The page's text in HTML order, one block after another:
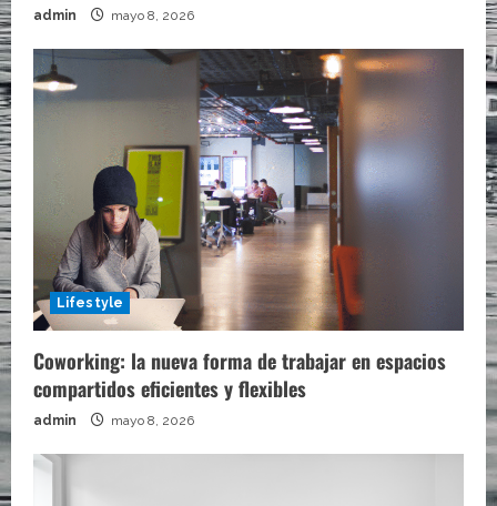
admin mayo 8, 2026
Lifestyle
Coworking: la nueva forma de trabajar en espacios
compartidos eficientes y flexibles
admin mayo 8, 2026